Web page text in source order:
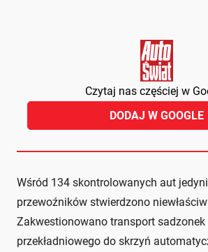
Czytaj nas częściej w
DODAJ W GOOGLE
Wśród 134 skontrolowanych aut
przewoźników stwierdzono
Zakwestionowano transport
przekładniowego do skrzyń